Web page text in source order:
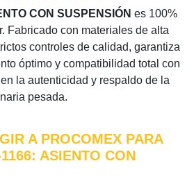
CON SUSPENSIÓN es 100%
Fabricado con materiales de alta
controles de calidad, garantiza
óptimo y compatibilidad total con
la autenticidad y respaldo de la
pesada.
A PROCOMEX PARA
ASIENTO CON